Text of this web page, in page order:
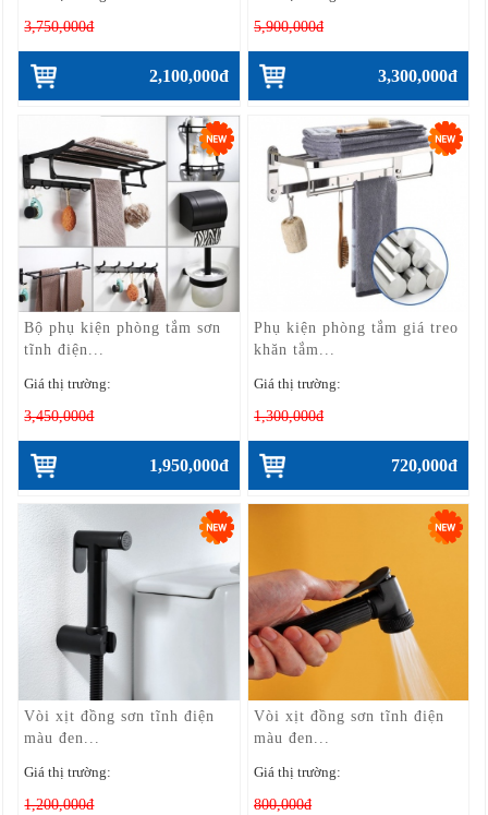
3,750,000đ
2,100,000đ
5,900,000đ
3,300,000đ
Bộ phụ kiện phòng tắm sơn
tĩnh điện...
Giá thị trường:
3,450,000đ
1,950,000đ
Phụ kiện phòng tắm giá treo
khăn tắm...
Giá thị trường:
1,300,000đ
720,000đ
Vòi xịt đồng sơn tĩnh điện
màu đen...
Giá thị trường:
1,200,000đ
Vòi xịt đồng sơn tĩnh điện
màu đen...
Giá thị trường:
800,000đ